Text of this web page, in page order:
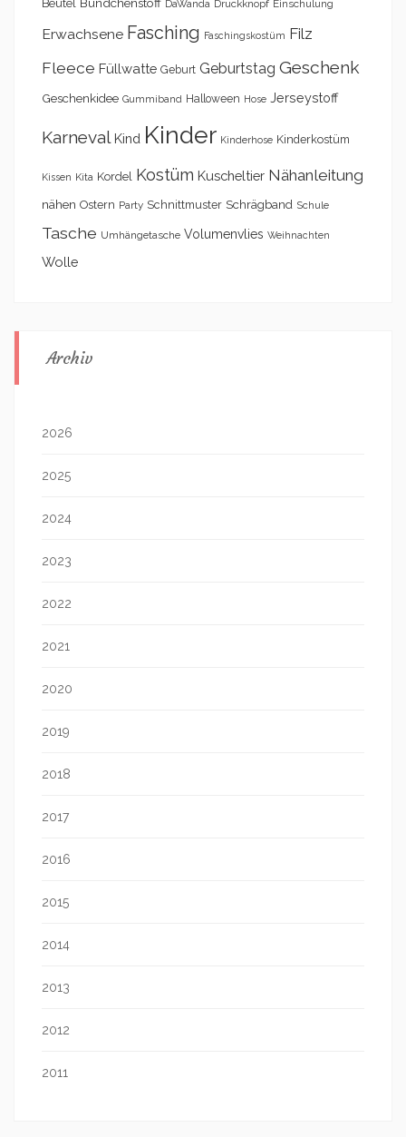
Beutel DaWanda Druckknopf Einschulung
Erwachsene Fasching Faschingskostüm Filz
Fleece Füllwatte Geburt Geburtstag Geschenk
Geschenkidee Gummiband Halloween Hose Jerseystoff
Karneval Kind Kinder Kinderhose Kinderkostüm
Kissen Kita Kordel Kostüm Kuscheltier Nähanleitung
nähen Ostern Party Schnittmuster Schrägband Schule
Tasche Umhängetasche Volumenvlies Weihnachten
Wolle
Archiv
2026
2025
2024
2023
2022
2021
2020
2019
2018
2017
2016
2015
2014
2013
2012
2011